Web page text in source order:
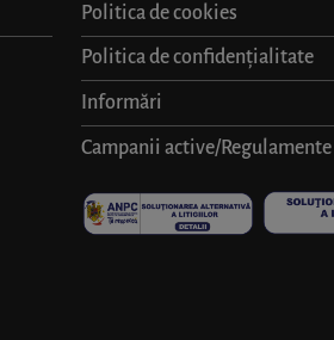
Politica de cookies
Politica de confidențialitate
Informări
Campanii active/Regulamente